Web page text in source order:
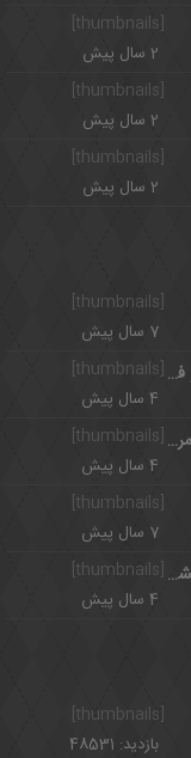
2 سال پیش
[thumbnails]
2 سال پیش
2 سال پیش
[thumbnails]
7 سال پیش
طرز تهیه پیتزا مخلوط با سوسیس آلمانی خوشمزه و فست فودی
4 سال پیش
[thumbnails] بیوگرافی یحیی گل محمدی بازیکن ملی پوش و سرمربی با اخلاق پرسپولیس
4 سال پیش
7 سال پیش
ثواب نماز شب اول قبر + نماز لَیلَةُ الدّفن یا نماز وحشت چگونه خوانده می شود؟
4 سال پیش
بازدید: 48531